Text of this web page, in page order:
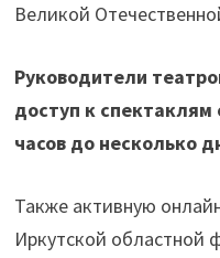
Великой
Руководители
доступ к спектаклям
часов до несколько
Также активную
Иркутской областной